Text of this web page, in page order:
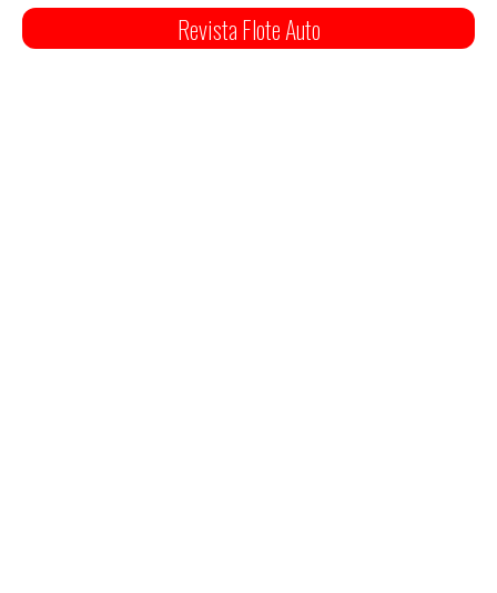
Revista Flote Auto